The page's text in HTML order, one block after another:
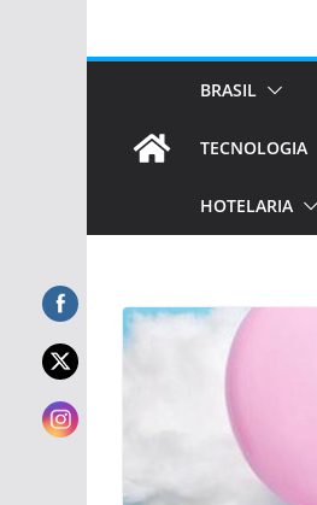
BRASIL
TECNOLOGIA
HOTELARIA